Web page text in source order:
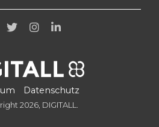
Datenschutz
2026, DIGITALL.